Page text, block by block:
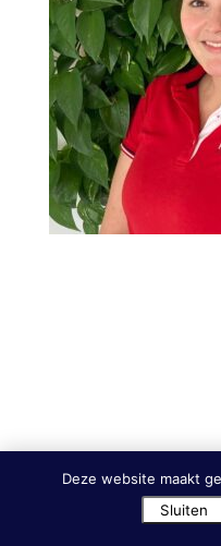
Deze website maakt
Sluiten